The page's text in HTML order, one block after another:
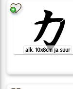
alk. 10x8cm ja suur